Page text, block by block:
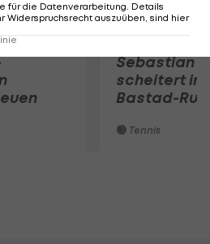
Sebastian
scheitert in
Bastad-
Tennis
für die Datenverarbeitung. Details
Widerspruchsrecht auszuüben, sind hier